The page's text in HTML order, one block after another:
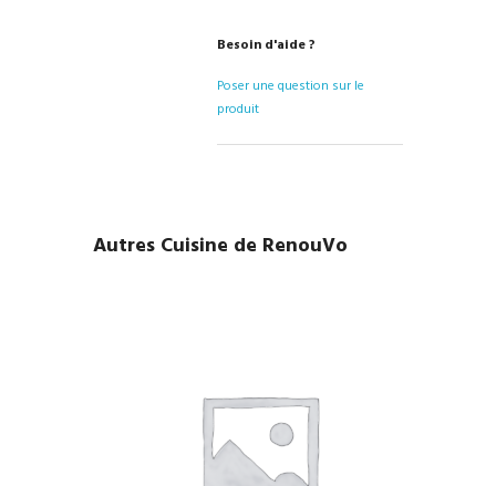
Besoin d'aide ?
Poser une question sur le
produit
Autres Cuisine de RenouVo